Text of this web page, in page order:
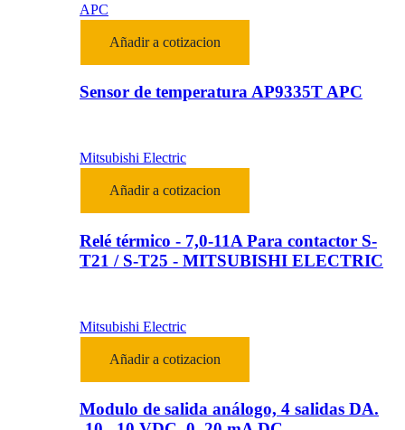
APC
Añadir a cotizacion
Sensor de temperatura AP9335T APC
Mitsubishi Electric
Añadir a cotizacion
Relé térmico - 7,0-11A Para contactor S-
T21 / S-T25 - MITSUBISHI ELECTRIC
Mitsubishi Electric
Añadir a cotizacion
Modulo de salida análogo, 4 salidas DA.